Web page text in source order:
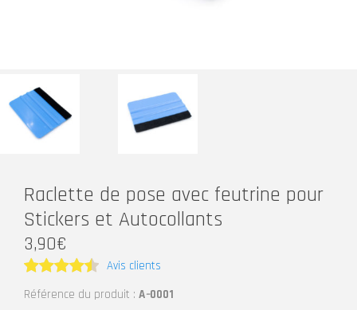
Raclette de pose avec feutrine pour
Stickers et Autocollants
3,90€
Note4.5
Avis clients
Référence du produit : A–0001